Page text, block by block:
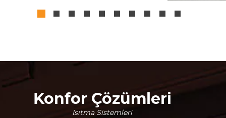
Konfor Çözümleri
Isıtma Sistemleri